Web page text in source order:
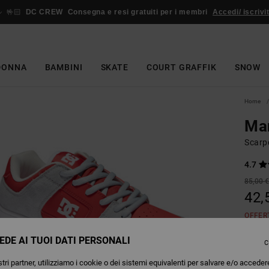
🤟🏻 DC CREW Consegna e resi gratuiti per i membri Accedi/
BAMBINI SKATE COURT GRAFFIK SNOW
Home
4.7
85,00 €
AI TUOI DATI PERSONALI
partner, utilizziamo i cookie o dei sistemi equivalenti per salvare e/o